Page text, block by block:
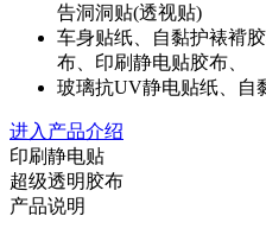
告洞洞贴(透视贴)
车身贴纸、自黏护裱褙
布、印刷静电贴胶布、
玻璃抗UV静电贴纸、自
进入产品介绍
印刷静电贴
超级透明胶布
产品说明